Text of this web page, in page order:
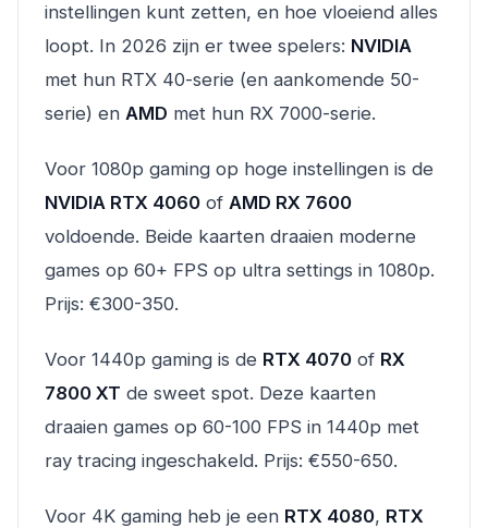
instellingen kunt zetten, en hoe vloeiend alles
loopt. In 2026 zijn er twee spelers: NVIDIA
met hun RTX 40-serie (en aankomende 50-
serie) en AMD met hun RX 7000-serie.
Voor 1080p gaming op hoge instellingen is de
NVIDIA RTX 4060 of AMD RX 7600
voldoende. Beide kaarten draaien moderne
games op 60+ FPS op ultra settings in 1080p.
Prijs: €300-350.
Voor 1440p gaming is de RTX 4070 of RX
7800 XT de sweet spot. Deze kaarten
draaien games op 60-100 FPS in 1440p met
ray tracing ingeschakeld. Prijs: €550-650.
Voor 4K gaming heb je een RTX 4080, RTX